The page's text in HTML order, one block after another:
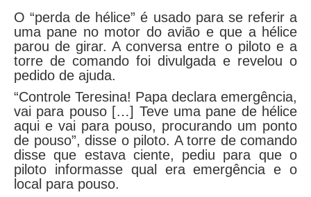
O “perda de hélice” é usado para se referir a
uma pane no motor do avião e que a hélice
parou de girar. A conversa entre o piloto e a
torre de comando foi divulgada e revelou o
pedido de ajuda.
“Controle Teresina! Papa declara emergência,
vai para pouso […] Teve uma pane de hélice
aqui e vai para pouso, procurando um ponto
de pouso”, disse o piloto. A torre de comando
disse que estava ciente, pediu para que o
piloto informasse qual era emergência e o
local para pouso.